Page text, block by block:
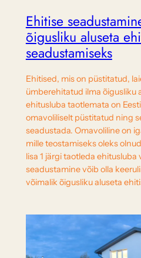
Ehitise
õigusliku aluseta
seadustamiseks
Ehitised, mis on püstitatud,
ümberehitatud ilma õigusliku
ehitusluba taotlemata on
omavoliliselt püstitatud ning
seadustada. Omavoliline on
mille teostamiseks oleks
lisa 1 järgi taotleda
seadustamine võib olla
võimalik õigusliku aluseta